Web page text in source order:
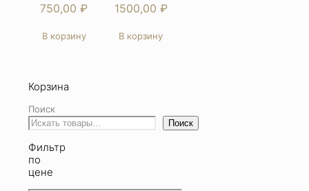
750,00₽
В корзину
1500,00 ₽
В корзину
Корзина
Поиск
Поиск
Фильтр
по
цене